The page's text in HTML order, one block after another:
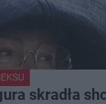
skradła